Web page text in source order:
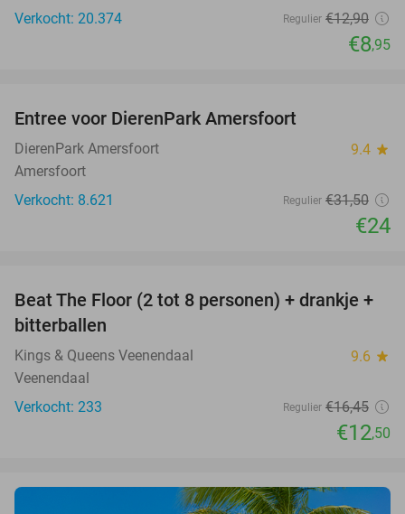
Verkocht: 20.374
Regulier €12,90
€8,95
Entree voor DierenPark Amersfoort
DierenPark Amersfoort 9.4 star
Amersfoort
Verkocht: 8.621
Regulier €31,50
€24
24%
Beat The Floor (2 tot 8 personen) + drankje +
bitterballen
Kings & Queens Veenendaal 9.6 star
Veenendaal
Verkocht: 233
Regulier €16,45
€12,50